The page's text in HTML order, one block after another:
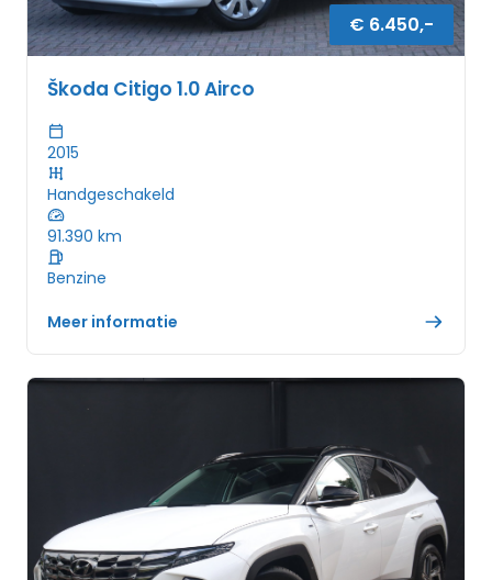
€ 6.450,-
Škoda Citigo 1.0 Airco
2015
Handgeschakeld
91.390 km
Benzine
Meer informatie